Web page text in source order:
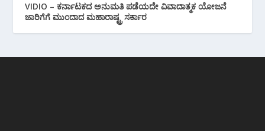
VIDIO – ಕರ್ನಾಟಕದ ಅನುಮತಿ ಪಡೆಯದೇ ವಿವಾದಾತ್ಮಕ ಯೋಜನೆ
ಜಾರಿಗೆಗೆ ಮುಂದಾದ ಮಹಾರಾಷ್ಟ್ರ ಸರ್ಕಾರ